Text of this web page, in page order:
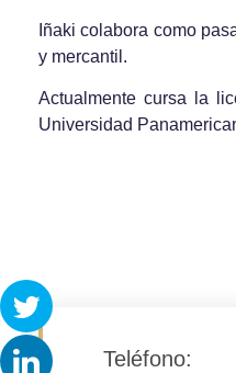
Iñaki colabora como
y mercantil.
Actualmente cursa la
Universidad
Teléfono: